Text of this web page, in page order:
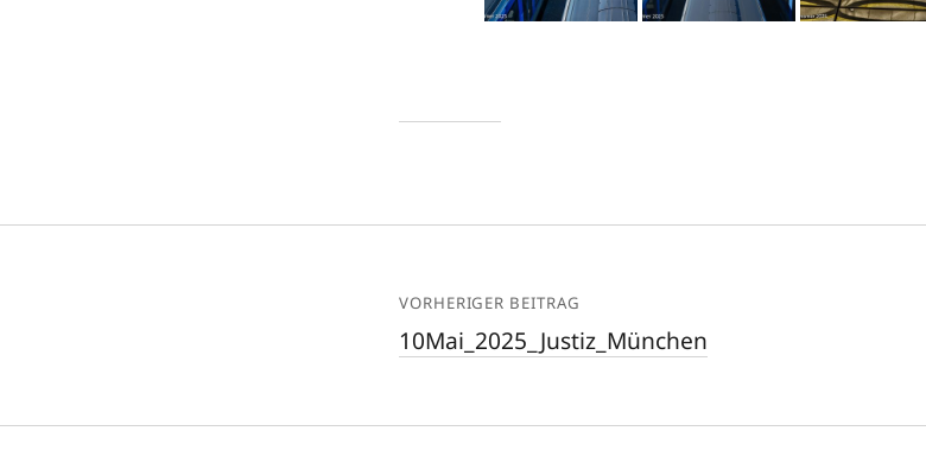
VORHERIGER BEITRAG
10Mai_2025_Justiz_München